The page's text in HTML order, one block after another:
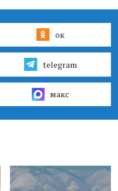
ок
telegram
макс